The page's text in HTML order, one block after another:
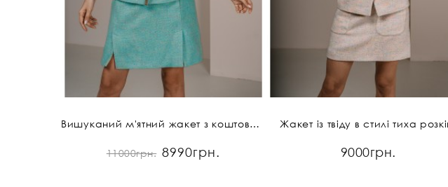
Вишуканий м'ятний жакет з коштовним оздобленням
11000грн. 8990грн.
Жакет із твіду в стилі тиха
9000грн.